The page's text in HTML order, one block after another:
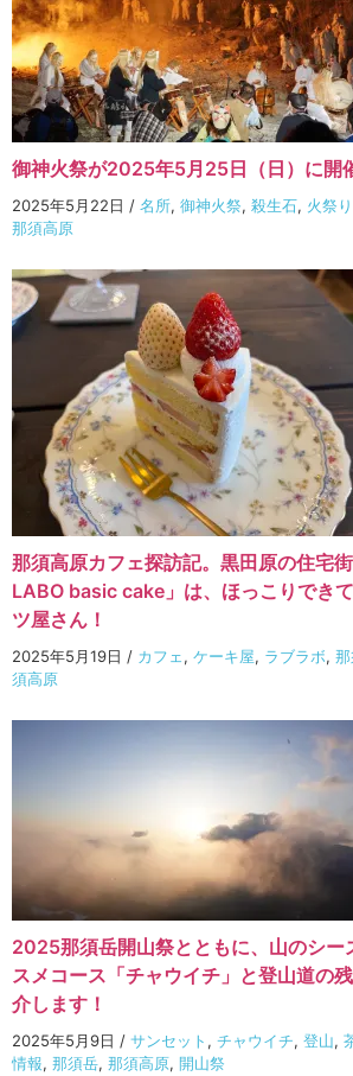
御神火祭が2025年5月25日（日）に開
2025年5月22日 / 名所, 御神火祭, 殺生石, 火祭り
那須高原
那須高原カフェ探訪記。黒田原の住宅
LABO basic cake」は、ほっこりでき
ツ屋さん！
2025年5月19日 / カフェ, ケーキ屋, ラブラボ,
須高原
2025那須岳開山祭とともに、山のシー
スメコース「チャウイチ」と登山道の
介します！
2025年5月9日 / サンセット , チャウイチ, 登山,
情報, 那須岳, 那須高原, 開山祭